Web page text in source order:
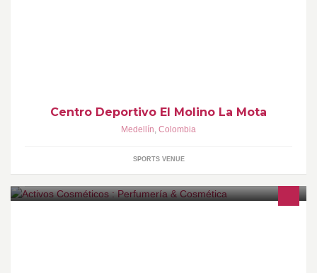
Centro Deportivo El Molino La Mota
Medellín, Colombia
SPORTS VENUE